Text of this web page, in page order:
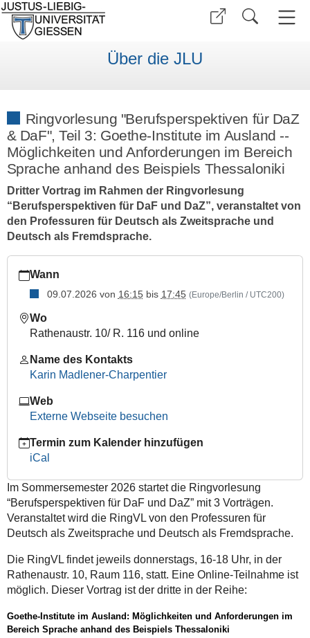
Über die JLU
Ringvorlesung "Berufsperspektiven für DaZ
& DaF", Teil 3: Goethe-Institute im Ausland --
Möglichkeiten und Anforderungen im Bereich
Sprache anhand des Beispiels Thessaloniki
Dritter Vortrag im Rahmen der Ringvorlesung
“Berufsperspektiven für DaF und DaZ”, veranstaltet von
den Professuren für Deutsch als Zweitsprache und
Deutsch als Fremdsprache.
giessen.de/de/ueber-
uns/veranstaltungen/vortraege/ringvl-
dafz-
Ringvorlesung
für
DaF",
3:
Goethe-
Institute
im
Ausland
-
-
Möglichkeiten
Anforderungen
im
Wann
09.07.2026 von 16:15bis 17:45 (Europe/Berlin / UTC200)
Wo
Rathenaustr. 10/ R. 116 und online
Name des Kontakts
Karin Madlener-Charpentier
Web
Externe Webseite besuchen
Termin zum Kalender hinzufügen
iCal
Im Sommersemester 2026 startet die Ringvorlesung
“Berufsperspektiven für DaF und DaZ” mit 3 Vorträgen.
Veranstaltet wird die RingVL von den Professuren für
Deutsch als Zweitsprache und Deutsch als Fremdsprache.
Die RingVL findet jeweils donnerstags, 16-18 Uhr, in der
Rathenaustr. 10, Raum 116, statt. Eine Online-Teilnahme ist
möglich. Dieser Vortrag ist der dritte in der Reihe:
Goethe-Institute im Ausland: Möglichkeiten und Anforderungen im
Bereich Sprache anhand des Beispiels Thessaloniki